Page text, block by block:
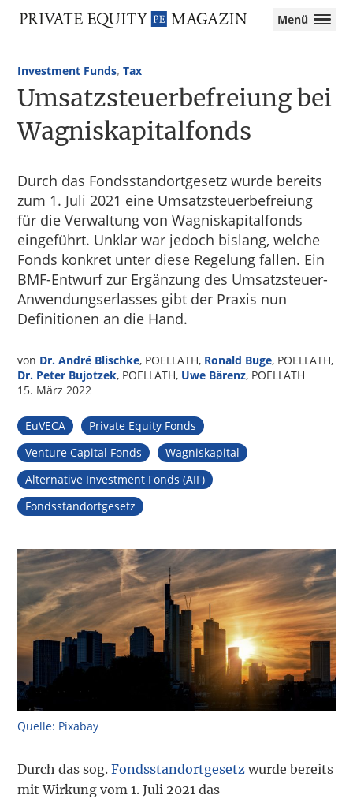
Hauptnavigation
Inhalt
Private
Equity
Das
für
die
Private
Equity-
Branche
Investment
Funds
I
M&A
I
Tax
Menü
Umsatzsteuerbefreiung bei
Wagniskapitalfonds
Durch das Fondsstandortgesetz wurde bereits
zum 1. Juli 2021 eine Umsatzsteuerbefreiung
für die Verwaltung von Wagniskapitalfonds
eingeführt. Unklar war jedoch bislang, welche
Fonds konkret unter diese Regelung fallen. Ein
BMF-Entwurf zur Ergänzung des Umsatzsteuer-
Anwendungserlasses gibt der Praxis nun
Definitionen an die Hand.
Investment Funds,Tax
von Dr. André Blischke, POELLATH, Ronald Buge, POELLATH,
Dr. Peter Bujotzek, POELLATH, Uwe Bärenz, POELLATH
15. März 2022
EuVECA
Private Equity Fonds
Venture Capital Fonds
Wagniskapital
Alternative Investment Fonds (AIF)
Fondsstandortgesetz
Quelle: Pixabay
Durch das sog.Fondsstandortgesetz wurde bereits
mit Wirkung vom 1. Juli 2021 das